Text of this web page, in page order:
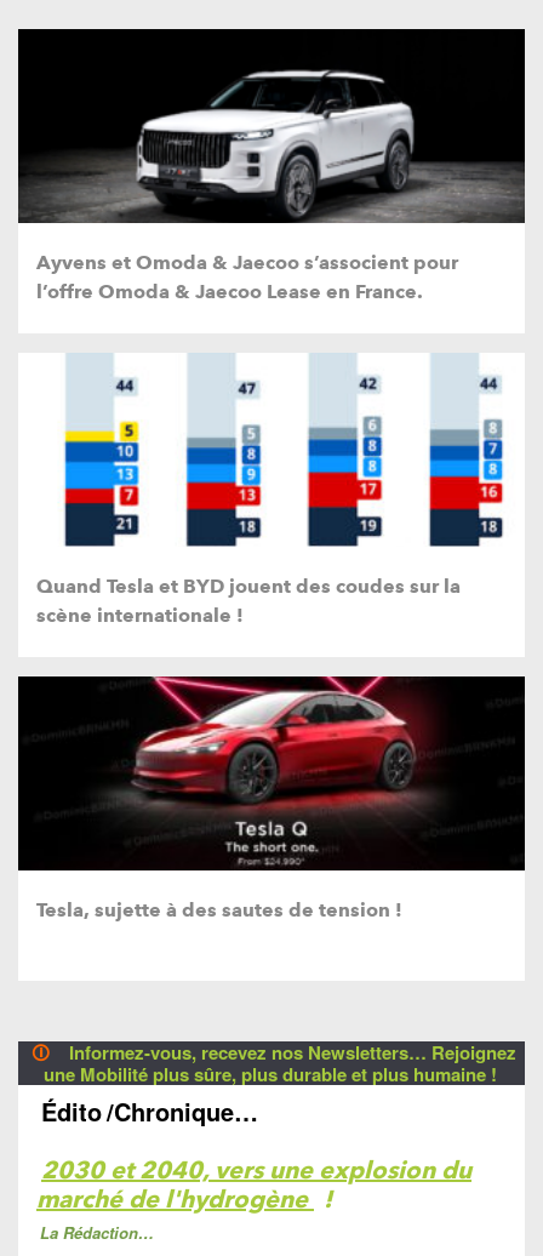
Ayvens et Omoda & Jaecoo s’associent pour
l’offre Omoda & Jaecoo Lease en France.
Quand Tesla et BYD jouent des coudes sur la
scène internationale !
Tesla, sujette à des sautes de tension !
🛈
Informez-vous, recevez nos Newsletters… Rejoignez
une Mobilité plus sûre, plus durable et plus humaine !
Édito/Chronique…
2030 et 2040, vers une explosion du
marché de l'hydrogène !
La Rédaction…